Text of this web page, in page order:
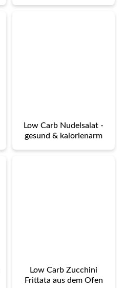
Low Carb Nudelsalat -
gesund & kalorienarm
Low Carb Zucchini
Frittata aus dem Ofen